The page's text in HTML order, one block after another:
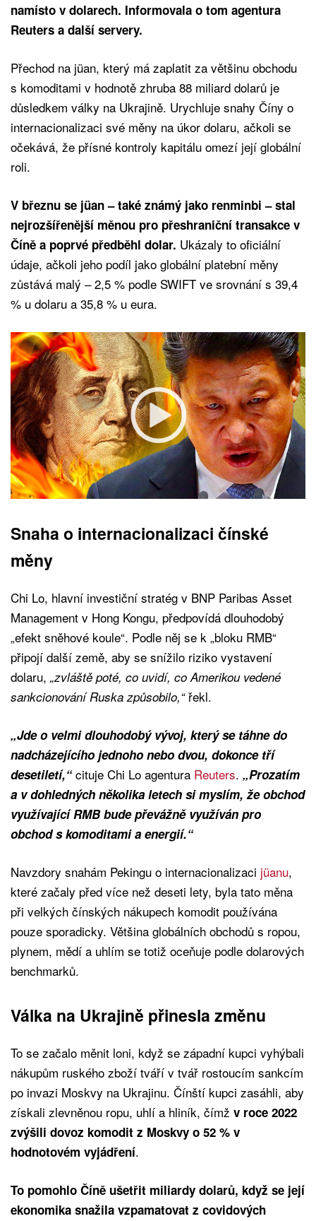
namísto v dolarech. Informovala o tom agentura
Reuters a další servery.
Přechod na jüan, který má zaplatit za většinu obchodu
s komoditami v hodnotě zhruba 88 miliard dolarů je
důsledkem války na Ukrajině. Urychluje snahy Číny o
internacionalizaci své měny na úkor dolaru, ačkoli se
očekává, že přísné kontroly kapitálu omezí její globální
roli.
V březnu se jüan – také známý jako renminbi – stal
nejrozšířenější měnou pro přeshraniční transakce v
Číně a poprvé předběhl dolar. Ukázaly to oficiální
údaje, ačkoli jeho podíl jako globální platební měny
zůstává malý – 2,5 % podle SWIFT ve srovnání s 39,4
% u dolaru a 35,8 % u eura.
Snaha o internacionalizaci čínské
měny
Chi Lo, hlavní investiční stratég v BNP Paribas Asset
Management v Hong Kongu, předpovídá dlouhodobý
„efekt sněhové koule“. Podle něj se k „bloku RMB“
připojí další země, aby se snížilo riziko vystavení
dolaru, „zvláště poté, co uvidí, co Amerikou vedené
sankcionování Ruska způsobilo,“řekl.
„Jde o velmi dlouhodobý vývoj, který se táhne do
nadcházejícího jednoho nebo dvou, dokonce tří
desetiletí,“cituje Chi Lo agentura Reuters. „Prozatím
a v dohledných několika letech si myslím, že obchod
využívající RMB bude převážně využíván pro
obchod s komoditami a energií.“
Navzdory snahám Pekingu o internacionalizaci jüanu,
které začaly před více než deseti lety, byla tato měna
při velkých čínských nákupech komodit používána
pouze sporadicky. Většina globálních obchodů s ropou,
plynem, mědí a uhlím se totiž oceňuje podle dolarových
benchmarků.
Válka na Ukrajině přinesla změnu
To se začalo měnit loni, když se západní kupci vyhýbali
nákupům ruského zboží tváří v tvář rostoucím sankcím
po invazi Moskvy na Ukrajinu. Čínští kupci zasáhli, aby
získali zlevněnou ropu, uhlí a hliník, čímž v roce 2022
zvýšili dovoz komodit z Moskvy o 52 % v
hodnotovém vyjádření.
To pomohlo Číně ušetřit miliardy dolarů, když se její
ekonomika snažila vzpamatovat z covidových